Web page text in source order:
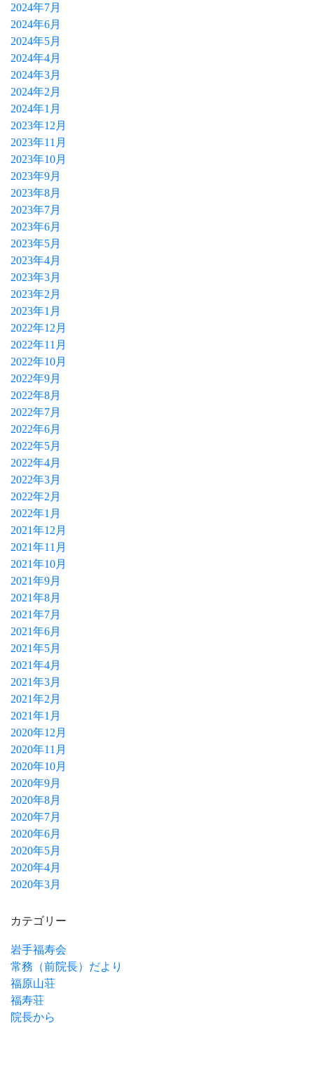
2024年7月
2024年6月
2024年5月
2024年4月
2024年3月
2024年2月
2024年1月
2023年12月
2023年11月
2023年10月
2023年9月
2023年8月
2023年7月
2023年6月
2023年5月
2023年4月
2023年3月
2023年2月
2023年1月
2022年12月
2022年11月
2022年10月
2022年9月
2022年8月
2022年7月
2022年6月
2022年5月
2022年4月
2022年3月
2022年2月
2022年1月
2021年12月
2021年11月
2021年10月
2021年9月
2021年8月
2021年7月
2021年6月
2021年5月
2021年4月
2021年3月
2021年2月
2021年1月
2020年12月
2020年11月
2020年10月
2020年9月
2020年8月
2020年7月
2020年6月
2020年5月
2020年4月
2020年3月
カテゴリー
岩手福寿会
常務（前院長）だより
福原山荘
福寿荘
院長から